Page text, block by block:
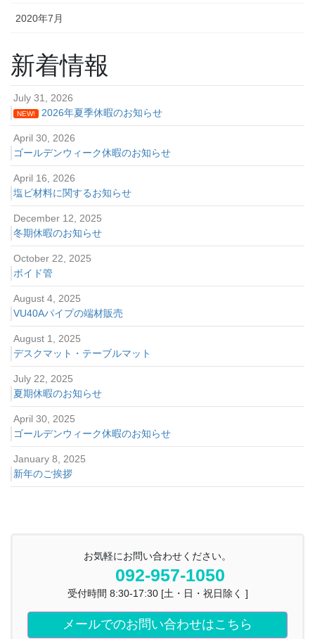
2020年7月
新着情報
July 31, 2026
NEW! 2026年夏季休暇のお知らせ
April 30, 2026
ゴールデンウィーク休暇のお知らせ
April 16, 2026
塩ビ材料に関するお知らせ
December 12, 2025
冬期休暇のお知らせ
October 22, 2025
ボイド管
August 4, 2025
VU40Aパイプの端材販売
August 1, 2025
デスクマット・テーブルマット
July 22, 2025
夏期休暇のお知らせ
April 30, 2025
ゴールデンウィーク休暇のお知らせ
January 8, 2025
新年のご挨拶
お気軽にお問い合わせください。
092-957-1050
受付時間 8:30-17:30 [土・日・祝日除く ]
メールでのお問い合わせはこちら